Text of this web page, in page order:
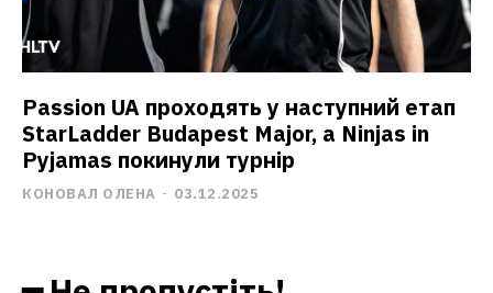
Passion UA проходять у наступний етап
StarLadder Budapest Major, а Ninjas in
Pyjamas покинули турнір
КОНОВАЛ ОЛЕНА - 03.12.2025